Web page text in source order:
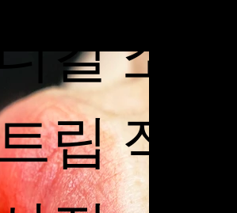
디컬 소
립 작